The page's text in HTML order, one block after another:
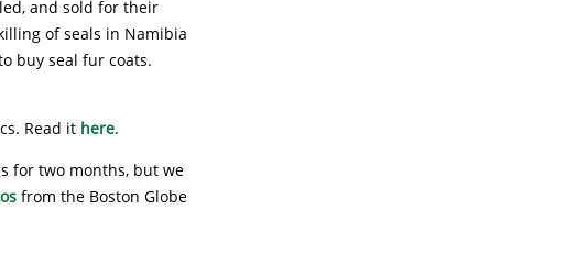
and sold for their
of seals in Namibia
buy seal fur coats.
Read it here.
for two months, but we
from the Boston Globe